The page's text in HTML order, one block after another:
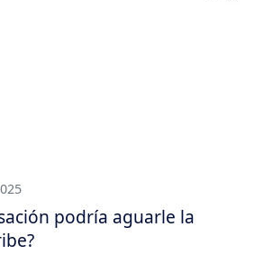
podría aguarle la